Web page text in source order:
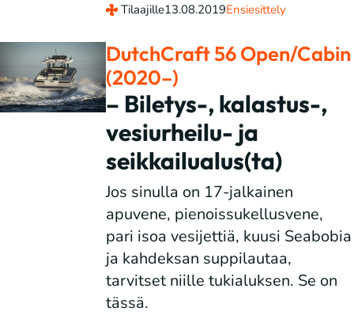
Tilaajille13.08.2019Ensiesittely
DutchCraft 56 Open/Cabin
(2020–)
– Biletys-, kalastus-,
vesiurheilu- ja
seikkailualus(ta)
Jos sinulla on 17-jalkainen
apuvene, pienoissukellusvene,
pari isoa vesijettiä, kuusi Seabobia
ja kahdeksan suppilautaa,
tarvitset niille tukialuksen. Se on
tässä.